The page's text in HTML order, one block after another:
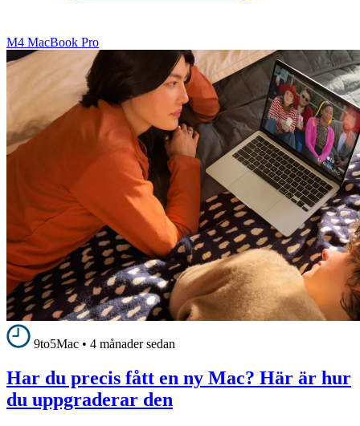
M4 MacBook Pro
9to5Mac • 4 månader sedan
Har du precis fått en ny Mac? Här är hur
du uppgraderar den